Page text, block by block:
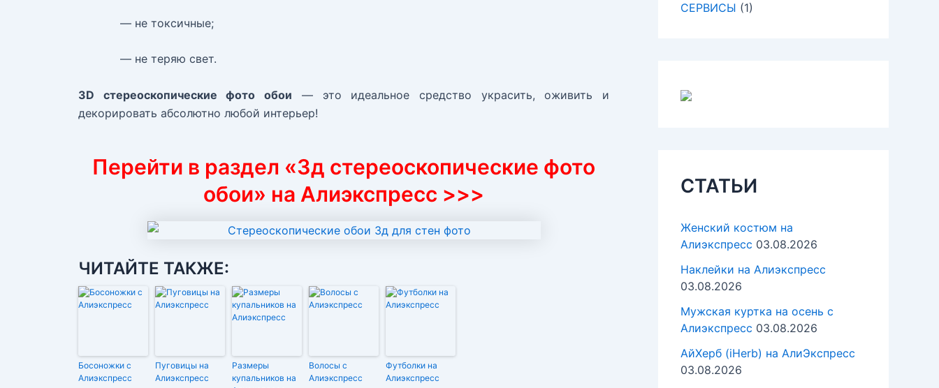
— не токсичные;
— не теряю свет.
3D стереоскопические фото обои — это идеальное средство украсить, оживить и
декорировать абсолютно любой интерьер!
Перейти в раздел «3д стереоскопические фото
обои» на Алиэкспресс >>>
ЧИТАЙТЕ ТАКЖЕ:
Босоножки с
Алиэкспресс
Пуговицы на
Алиэкспресс
Размеры
купальников на
Волосы с
Алиэкспресс
Футболки на
Алиэкспресс
СЕРВИСЫ (1)
СТАТЬИ
Женский костюм на
Алиэкспресс 03.08.2026
Наклейки на Алиэкспресс
03.08.2026
Мужская куртка на осень с
Алиэкспресс 03.08.2026
АйХерб (iHerb) на АлиЭкспресс
03.08.2026